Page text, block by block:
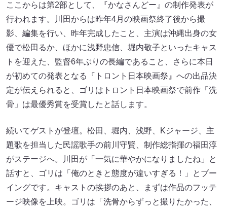
ここからは第2部として、『かなさんどー』の制作発表が
行われます。川田からは昨年4月の映画祭終了後から撮
影、編集を行い、昨年完成したこと、主演は沖縄出身の女
優で松田るか、ほかに浅野忠信、堀内敬子といったキャス
トを迎えた、監督6年ぶりの長編であること、さらに本日
が初めての発表となる『トロント日本映画祭』への出品決
定が伝えられると、ゴリはトロント日本映画祭で前作「洗
骨」は最優秀賞を受賞したと話します。
続いてゲストが登壇。松田、堀内、浅野、Kジャージ、主
題歌を担当した民謡歌手の前川守賢、制作総指揮の福田淳
がステージへ。川田が「一気に華やかになりましたね」と
話すと、ゴリは「俺のときと態度が違いすぎる！」とブー
イングです。キャストの挨拶のあと、まずは作品のフッテ
ージ映像を上映。ゴリは「洗骨からずっと撮りたかった、